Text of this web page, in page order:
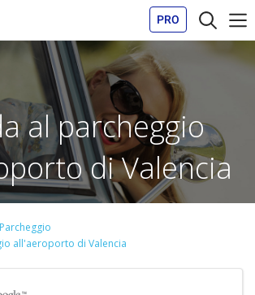
PRO
al parcheggio
di Valencia
all'aeroporto di Valencia